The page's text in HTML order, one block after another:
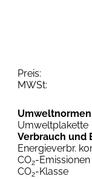
Preis:
MWSt:
Umweltplakette
Verbrauch und
Energieverbr.
CO2-
CO2-Klasse